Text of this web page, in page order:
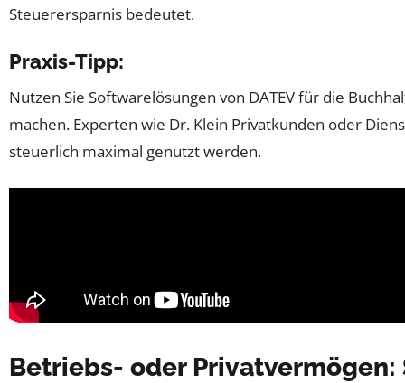
Steuerersparnis bedeutet.
Praxis-Tipp:
Nutzen Sie Softwarelösungen von DATEV für die
machen. Experten wie Dr. Klein Privatkunden oder
steuerlich maximal genutzt werden.
Betriebs- oder